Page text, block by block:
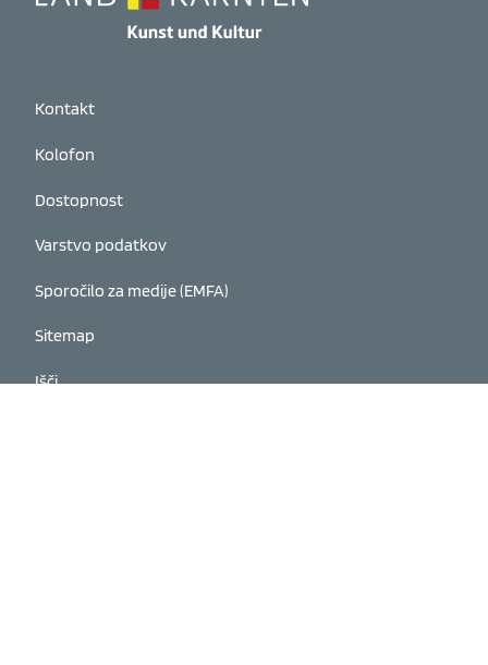
Kontakt
Kolofon
Dostopnost
Varstvo podatkov
Sporočilo za medije (EMFA)
Sitemap
Išči